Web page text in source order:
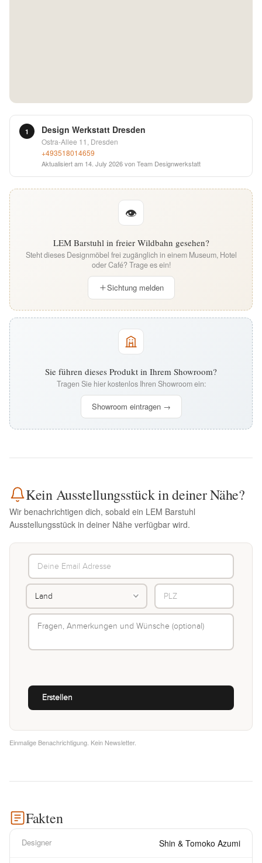
1 Design Werkstatt Dresden
Ostra-Allee 11, Dresden
+493518014659
Aktualisiert am 14. July 2026von Team Designwerkstatt
👁
LEM Barstuhl in freier Wildbahn gesehen?
Steht dieses Designmöbel frei zugänglich in einem Museum, Hotel
oder Café? Trage es ein!
Sichtung melden
Sie führen dieses Produkt in Ihrem Showroom?
Tragen Sie hier kostenlos Ihren Showroom ein:
Showroom eintragen →
Kein Ausstellungsstück in deiner Nähe?
Wir benachrichtigen dich, sobald ein LEM Barstuhl
Ausstellungsstück in deiner Nähe verfügbar wird.
Einmalige Benachrichtigung. Kein Newsletter.
Fakten
Designer Shin & Tomoko Azumi